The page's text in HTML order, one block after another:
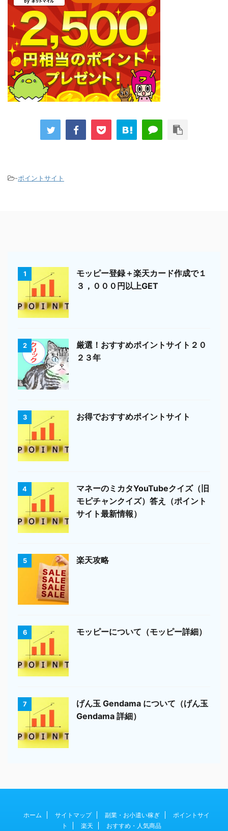
-ポイントサイト
1
モッピー登録＋楽天カード作成で１
３，０００円以上GET
2
厳選！おすすめポイントサイト２０
２３年
3 お得でおすすめポイントサイト
4
マネーのミカタYouTubeクイズ（旧
モピチャンクイズ）答え（ポイント
サイト最新情報）
5 楽天攻略
6 モッピーについて（モッピー詳細）
7
げん玉 Gendama について（げん玉
Gendama 詳細）
ホーム サイトマップ 副業・お小遣い稼ぎ
ポイントサイ
ト
楽天 おすすめ・人気商品